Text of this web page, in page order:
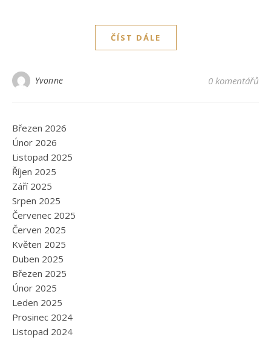
ČÍST DÁLE
Yvonne 0 komentářů
Březen 2026
Únor 2026
Listopad 2025
Říjen 2025
Září 2025
Srpen 2025
Červenec 2025
Červen 2025
Květen 2025
Duben 2025
Březen 2025
Únor 2025
Leden 2025
Prosinec 2024
Listopad 2024